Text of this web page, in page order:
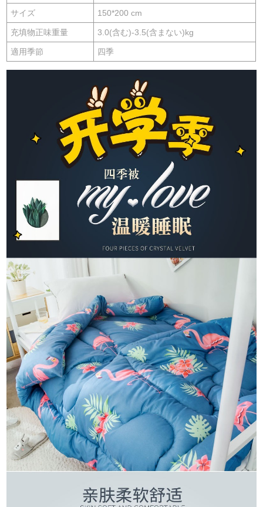
サイズ 150*200 cm
充填物正味重量 3.0(含む)-3.5(含まない)kg
適用季節 四季